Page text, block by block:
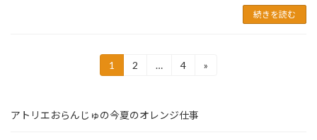
続きを読む
の
固
定
ー
ジ
1
固
ジ
2 …
固
ー
ジ
4 »
アトリエおらんじゅの今夏のオレンジ仕事